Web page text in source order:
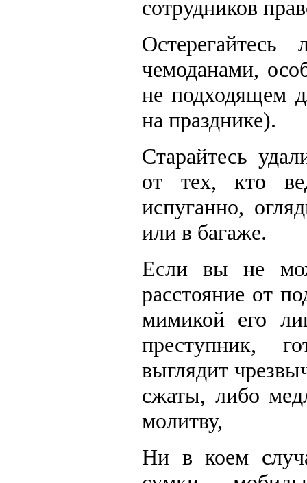
сотрудников
чемоданами,
не подходящем
на празднике).
Старайтесь
от тех, кто
испуганно,
или в багаже.
Если вы не
расстояние от
мимикой его
преступник,
выглядит
сжаты, либо
молитву,
Ни в коем